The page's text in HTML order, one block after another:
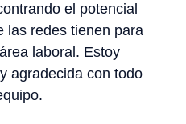
el potencial
las redes tienen para
laboral. Estoy
agradecida con todo